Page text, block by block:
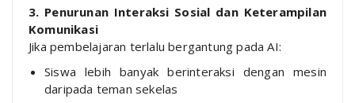
3. Penurunan Interaksi Sosial dan Keterampilan
Komunikasi
Jika pembelajaran terlalu bergantung pada AI:
Siswa lebih banyak berinteraksi dengan mesin
daripada teman sekelas